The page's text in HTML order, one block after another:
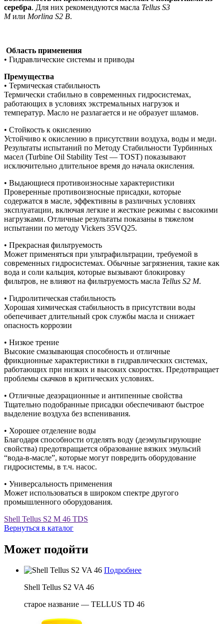
серебра. Для них рекомендуются масла Tellus S3
Mили Morlina S2 B.
Область применения
• Гидравлические системы и приводы
Премущества
• Термическая стабильность
Термически стабильно в современных гидросистемах,
работающих в условиях экстремальных нагрузок и
температур. Масло не разлагается и не образует шламов.
• Стойкость к окислению
Устойчиво к окислению в присутствии воздуха, воды и меди.
Результаты испытаний по Методу Стабильности Турбинных
масел (Turbine Oil Stability Test — TOST) показывают
исключительно длительное время до начала окисления.
• Выдающиеся противоизносные характеристики
Проверенные противоизносные присадки, которые
содержатся в масле, эффективны в различных условиях
эксплуатации, включая легкие и жесткие режимы с высокими
нагрузками. Отличные результаты показаны в тяжелом
испытании по методу Vickers 35VQ25.
• Прекрасная фильтруемость
Может применяться при ультрафильтрации, требуемой в
современных гидросистемах. Обычные загрязнения, такие как
вода и соли кальция, которые вызывают блокировку
фильтров, не влияют на фильтруемость масла Tellus S2 M.
• Гидролитическая стабильность
Хорошая химическая стабильность в присутствии воды
обепечивает длительный срок службы масла и снижает
опасность коррозии
• Низкое трение
Высокие смазывающая способность и отличные
фрикционные характеристики в гидравлических системах,
работающих при низких и высоких скоростях. Предотвращает
проблемы скачков в критических условиях.
• Отличные деаэрационные и антипенные свойства
Тщательно подобранные присадки обеспечивают быстрое
выделение воздуха без вспенивания.
• Хорошее отделение воды
Благодаря способности отделять воду (деэмульгирующие
свойства) предотвращается образование вязких эмульсий
“вода-в-масле”, которые могут повредить оборудование
гидросистемы, в т.ч. насос.
• Универсальность применения
Может использоваться в широком спектре другого
промышленного оборудования.
Shell Tellus S2 M 46 TDS
Вернуться в каталог
Может подойти
Подробнее
Shell Tellus S2 VA 46
старое название — TELLUS TD 46